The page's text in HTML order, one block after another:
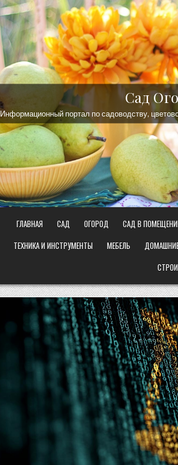
Сад
Информационный портал по садоводству,
ГЛАВНАЯ САД ОГОРОД САД В
ТЕХНИКА И ИНСТРУМЕНТЫ
МЕБЕЛЬ